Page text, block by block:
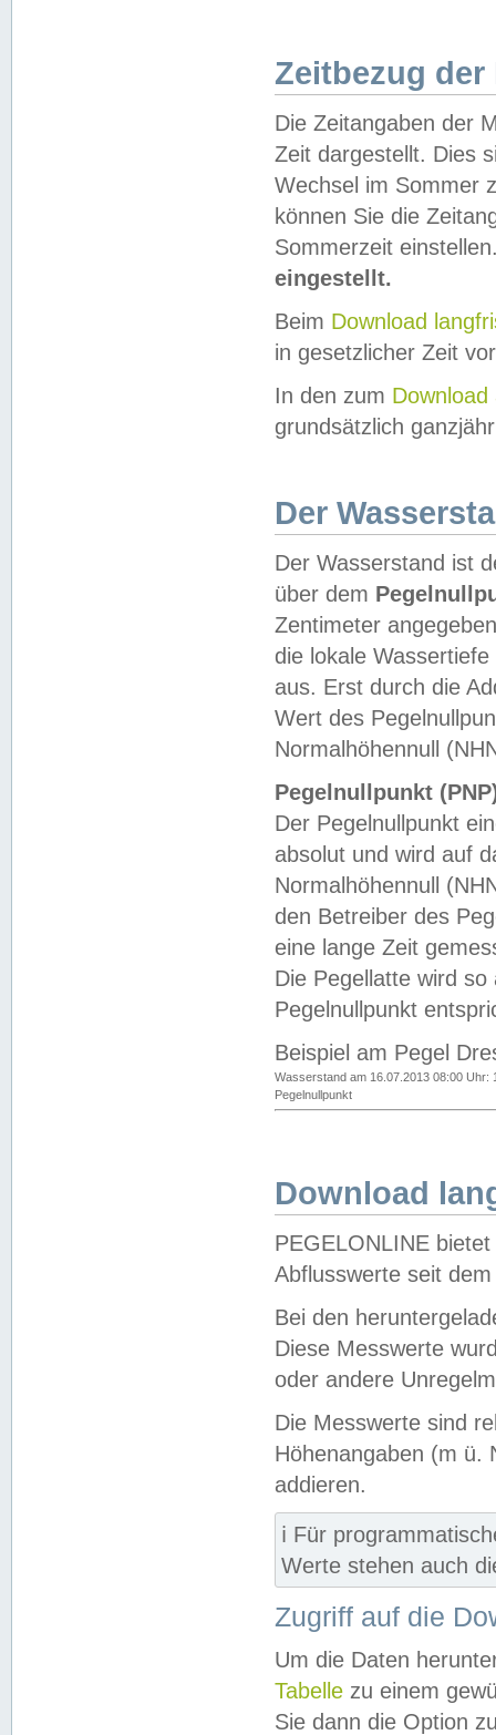
Zeitbezug der
Die Zeitangaben der
Zeit dargestellt. Dies
Wechsel im Sommer
können Sie die
Sommerzeit
eingestellt.
Beim Download
in gesetzlicher Zeit
In den zum Download
grundsätzlich
Der
Der Wasserstand ist
über dem
Zentimeter
die lokale
aus. Erst durch die
Wert des
Normalhöhennull
Pegelnullpunkt
Der Pegelnullpunkt
absolut und wird auf
Normalhöhennull
den Betreiber des
eine lange Zeit
Die Pegellatte wird
Pegelnullpunkt
Beispiel am Pegel
Wasserstand am 16.07.2013 08:00 Uhr:
Pegelnullpunkt
Download
PEGELONLINE
Abflusswerte seit
Bei den
Diese Messwerte
oder andere
Die Messwerte sind
Höhenangaben (m ü.
addieren.
ℹ️ Für
Werte stehen auch
Zugriff auf die
Um die Daten
Tabelle zu einem
Sie dann die Option